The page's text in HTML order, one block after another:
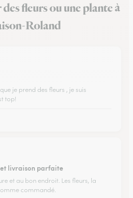
fleurs ou une plante à
Roland
je prend des fleurs , je suis
top!
livraison parfaite
et au bon endroit. Les fleurs, la
commandé.